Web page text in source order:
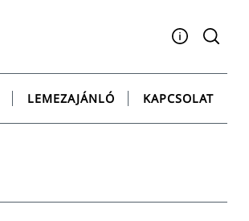
Facebook
YouTubeInstagram
TwitterSpotify
LEMEZAJÁNLÓ KAPCSOLAT